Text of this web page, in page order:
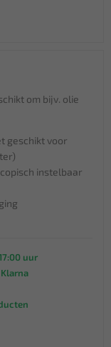
om bijv. olie
geschikt voor
instelbaar
uur